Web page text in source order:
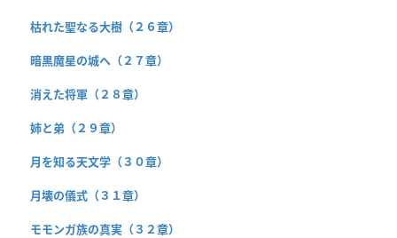
枯れた聖なる大樹（２６章）
暗黒魔星の城へ（２７章）
消えた将軍（２８章）
姉と弟（２９章）
月を知る天文学（３０章）
月壊の儀式（３１章）
モモンガ族の真実（３２章）